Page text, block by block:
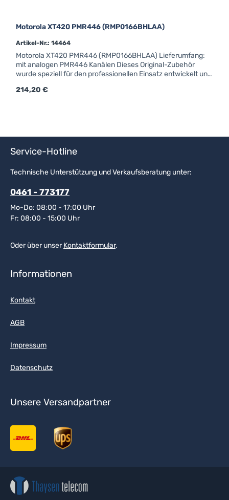
Motorola XT420 PMR446 (RMP0166BHLAA)
Artikel-Nr.: 14464
Motorola XT420 PMR446 (RMP0166BHLAA) Lieferumfang:
mit analogen PMR446 Kanälen Dieses Original-Zubehör
wurde speziell für den professionellen Einsatz entwickelt und
Geräten.Details & technische DatenXT420
Regulärer Preis:
214,20 €
Service-Hotline
Technische Unterstützung und Verkaufsberatung unter:
0461 - 773177
Mo-Do: 08:00 - 17:00 Uhr
Fr: 08:00 - 15:00 Uhr
Oder über unserKontaktformular.
Informationen
Kontakt
AGB
Impressum
Datenschutz
Unsere Versandpartner